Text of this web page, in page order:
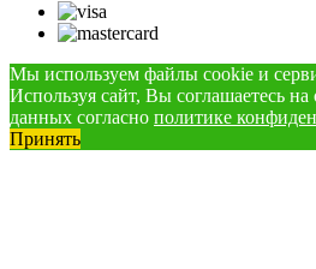
Мы используем файлы cookie и
Используя сайт, Вы соглашаетесь
данных согласно политике
Принять